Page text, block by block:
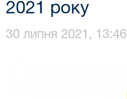
2021 року
30 липня 2021, 13:46